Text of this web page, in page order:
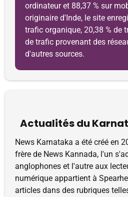
ordinateur et 88,37 % sur
originaire d'Inde, le site
trafic organique, 20,38 % de
de trafic provenant des
d'autres sources.
Actualités du
News Karnataka a été créé en
frère de News Kannada, l'un
anglophones et l'autre aux
numérique appartient à
articles dans des rubriques